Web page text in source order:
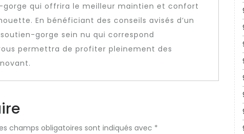
qui offrira le meilleur maintien et confort
En bénéficiant des conseils avisés d’un
gorge sein nu qui correspond
permettra de profiter pleinement des
champs obligatoires sont indiqués avec *